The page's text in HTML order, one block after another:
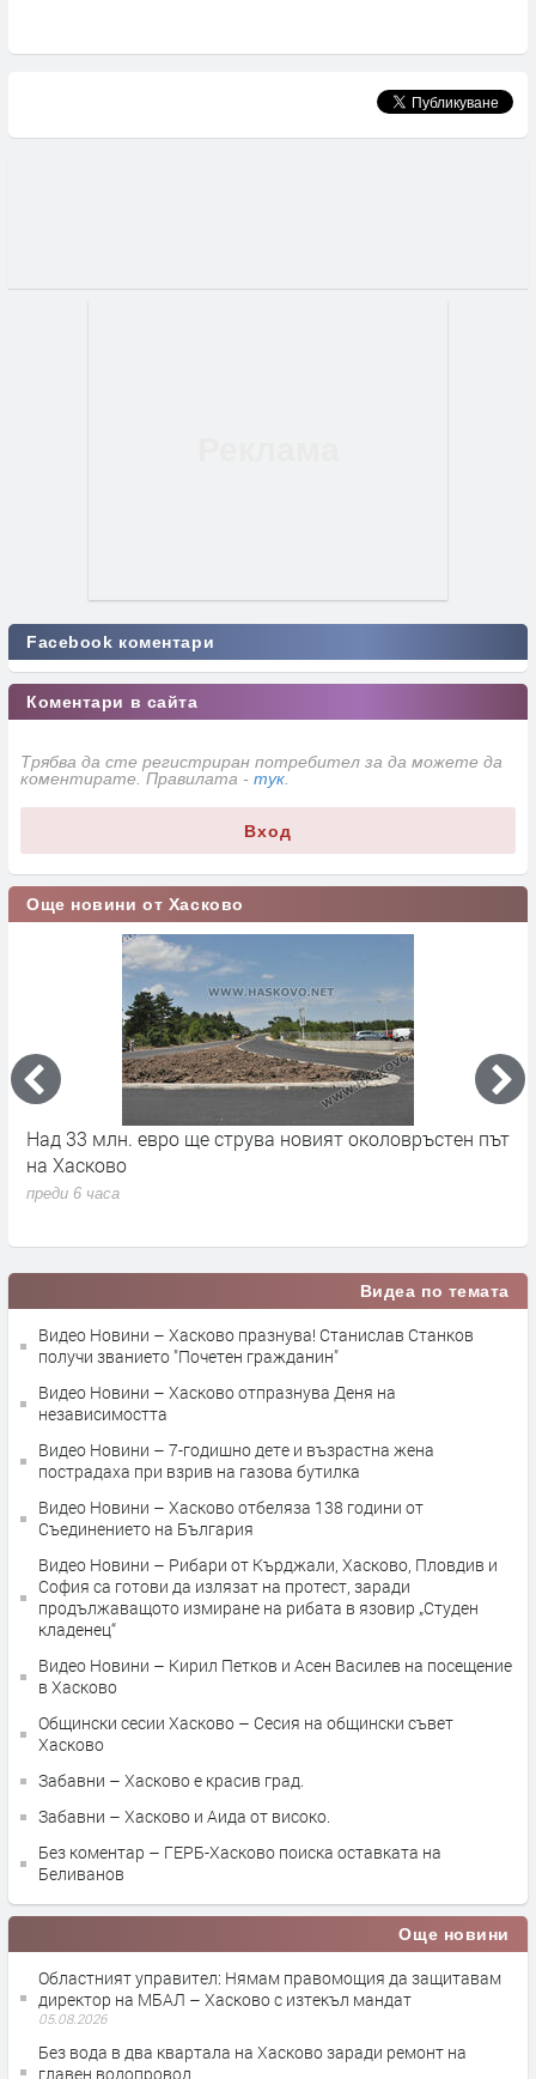
Facebook коментари
Коментари в сайта
Трябва да сте регистриран потребител за да можете да
коментирате. Правилата - тук
Вход
Още новини от Хасково
Над 33 млн. евро ще струва новият околовръстен път
на Хасково
преди 6 часа
Видеа по темата
Видео Новини – Хасково празнува! Станислав Станков
получи званието "Почетен гражданин"
Видео Новини – Хасково отпразнува Деня на
независимостта
Видео Новини – 7-годишно дете и възрастна жена
пострадаха при взрив на газова бутилка
Видео Новини – Хасково отбеляза 138 години от
Съединението на България
Видео Новини – Рибари от Кърджали, Хасково, Пловдив и
София са готови да излязат на протест, заради
продължаващото измиране на рибата в язовир „Студен
кладенец“
Видео Новини – Кирил Петков и Асен Василев на посещение
в Хасково
Общински сесии Хасково – Сесия на общински съвет
Хасково
Забавни – Хасково е красив град.
Забавни – Хасково и Аида от високо.
Без коментар – ГЕРБ-Хасково поиска оставката на
Беливанов
Още новини
Областният управител: Нямам правомощия да защитавам
директор на МБАЛ – Хасково с изтекъл мандат
05.08.2026
Без вода в два квартала на Хасково заради ремонт на
главен водопровод